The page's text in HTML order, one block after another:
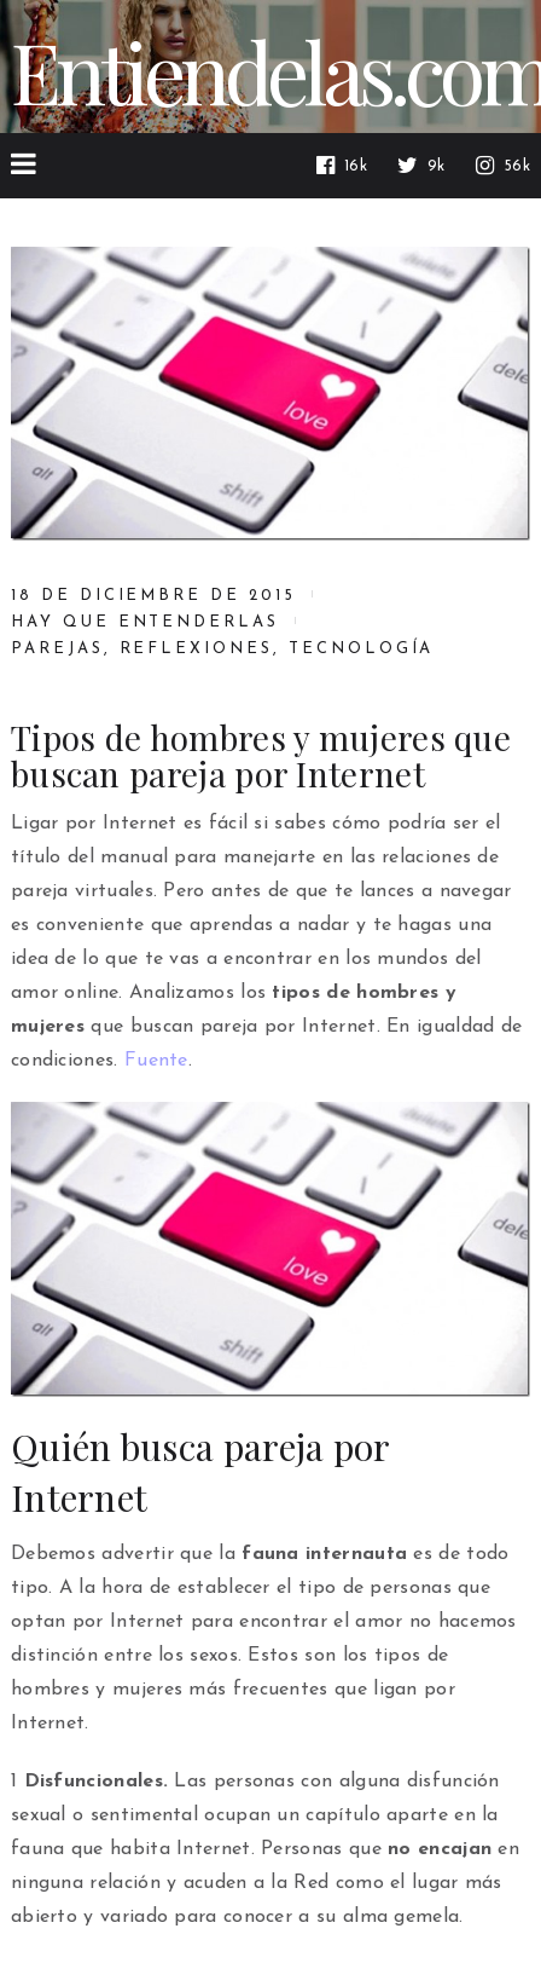
16k 9k 56k
18 DE DICIEMBRE DE 2015
HAY QUE ENTENDERLAS
PAREJAS , REFLEXIONES , TECNOLOGÍA
Tipos de hombres y mujeres que
buscan pareja por Internet
Ligar por Internet es fácil si sabes cómo podría ser el
título del manual para manejarte en las relaciones de
pareja virtuales. Pero antes de que te lances a navegar
es conveniente que aprendas a nadar y te hagas una
idea de lo que te vas a encontrar en los mundos del
amor online. Analizamos los tipos de hombres y
mujeres que buscan pareja por Internet. En igualdad de
condiciones. Fuente.
Quién busca pareja por
Internet
Debemos advertir que la fauna internauta es de todo
tipo. A la hora de establecer el tipo de personas que
optan por Internet para encontrar el amor no hacemos
distinción entre los sexos. Estos son los tipos de
hombres y mujeres más frecuentes que ligan por
Internet.
1 Disfuncionales. Las personas con alguna disfunción
sexual o sentimental ocupan un capítulo aparte en la
fauna que habita Internet. Personas que no encajan en
ninguna relación y acuden a la Red como el lugar más
abierto y variado para conocer a su alma gemela.